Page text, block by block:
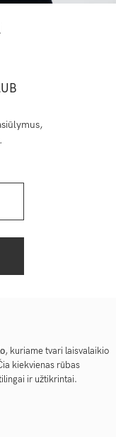
kuriame tvari laisvalaikio
kiekvienas rūbas
ir užtikrintai.